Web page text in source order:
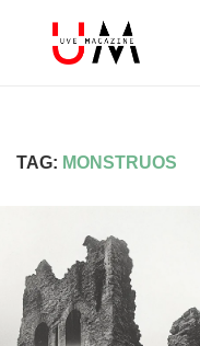
TAG: MONSTRUOS